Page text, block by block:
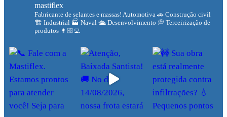
mastiflex
Fabricante de selantes e massas! Automotiva 🚗 Construção civil
🏗 Industrial 🏭 Naval 🛳 Desenvolvimento 💭 Terceirização de
produtos 👩🏻‍💻